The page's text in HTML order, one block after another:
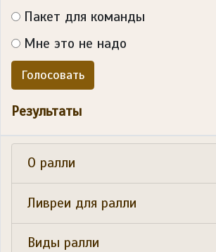
Пакет для команды
Мне это не надо
Голосовать
Результаты
О ралли
Ливреи для ралли
Виды ралли